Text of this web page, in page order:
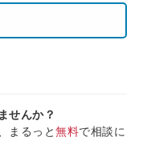
せんか？
、まるっと無料で相談に